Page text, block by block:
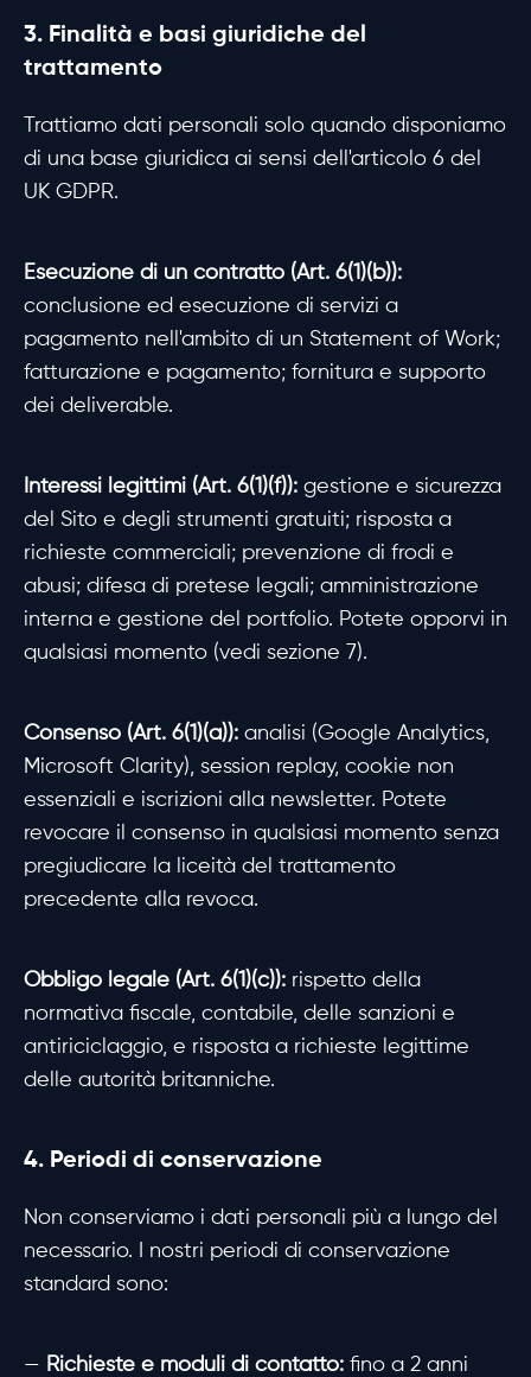
3. Finalità e basi giuridiche del
trattamento
Trattiamo dati personali solo quando disponiamo
di una base giuridica ai sensi dell'articolo 6 del
UK GDPR.
Esecuzione di un contratto (Art. 6(1)(b)):
conclusione ed esecuzione di servizi a
pagamento nell'ambito di un Statement of Work;
fatturazione e pagamento; fornitura e supporto
dei deliverable.
Interessi legittimi (Art. 6(1)(f)): gestione e sicurezza
del Sito e degli strumenti gratuiti; risposta a
richieste commerciali; prevenzione di frodi e
abusi; difesa di pretese legali; amministrazione
interna e gestione del portfolio. Potete opporvi in
qualsiasi momento (vedi sezione 7).
Consenso (Art. 6(1)(a)): analisi (Google Analytics,
Microsoft Clarity), session replay, cookie non
essenziali e iscrizioni alla newsletter. Potete
revocare il consenso in qualsiasi momento senza
pregiudicare la liceità del trattamento
precedente alla revoca.
Obbligo legale (Art. 6(1)(c)): rispetto della
normativa fiscale, contabile, delle sanzioni e
antiriciclaggio, e risposta a richieste legittime
delle autorità britanniche.
4. Periodi di conservazione
Non conserviamo i dati personali più a lungo del
necessario. I nostri periodi di conservazione
standard sono:
— Richieste e moduli di contatto: fino a 2 anni